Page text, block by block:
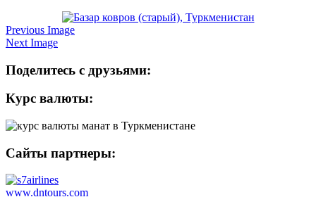
Previous Image
Next Image
Поделитесь с друзьями:
Курс валюты:
Сайты партнеры:
www.dntours.com